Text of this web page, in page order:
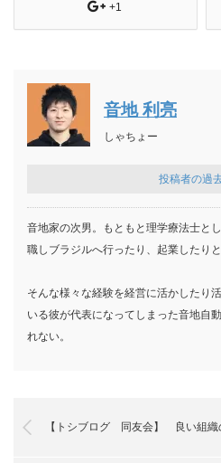
+1
音地 利亮
しゃちょー
投稿者の過
音地家の次男。もともと理学療法士と
職しブラジルへ行ったり、起業したり
そんな様々な経験を経営に活かしたり
いる彼が代表になってしまった音地自
れない。
【トシブログ 同友会】 良い組織